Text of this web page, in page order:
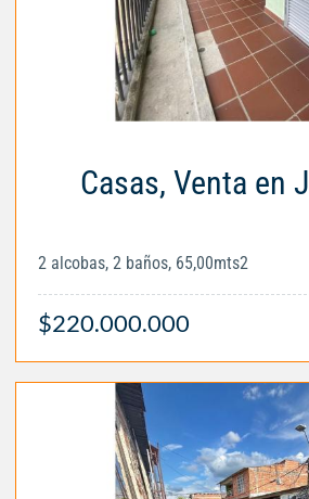
Casas, Venta en
2 alcobas, 2 baños, 65,00mts2
$220.000.000